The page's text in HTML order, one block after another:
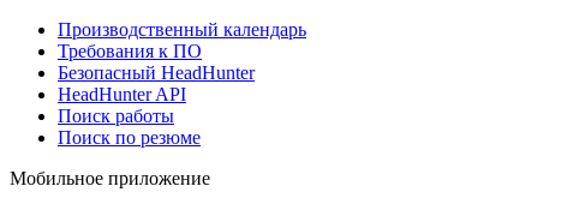
Производственный календарь
Требования к ПО
Безопасный HeadHunter
HeadHunter API
Поиск работы
Поиск по резюме
Мобильное приложение